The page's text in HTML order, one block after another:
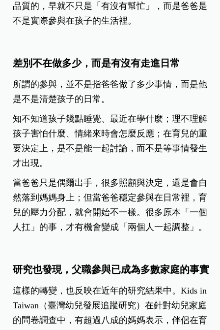
品質的，早就不只是「有沒有幫忙」，而是爸爸是
不是實際參與在孩子的生活裡。
差別不在做多少，而是有沒有走進日常
所謂的參與，並不是指爸爸做了多少事情，而是他
是不是清楚孩子的日常。
知不知道孩子幾點睡覺、最近在學什麼；理不理解
孩子害怕什麼、情緒來時會怎麼反應；在育兒的重
要決定上，是不是能一起討論，而不是等事情發生
才出現。
當爸爸只是偶爾出手，很多照顧與決定，還是會自
然落到媽媽身上；但當爸爸穩定參與在日常裡，育
兒的壓力分配，就會開始不一樣。很多原本「一個
人扛」的事，才有機會變成「兩個人一起調整」。
研究也發現，父職參與已成為多數家庭的事實
這樣的轉變，也反映在近年的研究結果中。Kids in
Taiwan（臺灣幼兒發展追蹤研究）在針對幼兒家庭
的問卷調查中，有超過八成的媽媽表示，伴侶在育